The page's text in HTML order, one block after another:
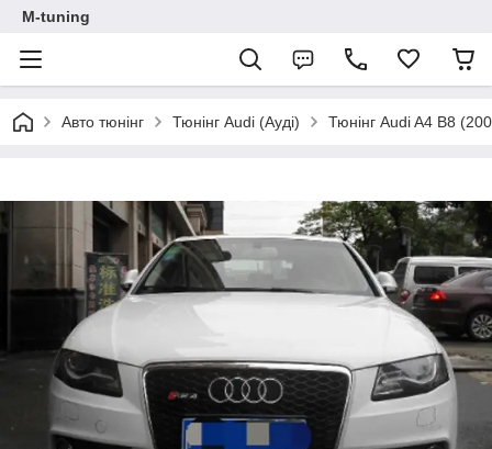
M-tuning
Авто тюнінг Тюнінг Audi (Ауді) Тюнінг Audi A4 B8